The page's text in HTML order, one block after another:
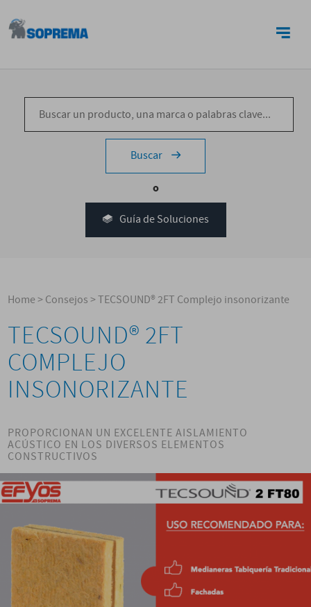
Buscar
o
Guía de Soluciones
Home>Consejos>TECSOUND® 2FT Complejo insonorizante
TECSOUND® 2FT
COMPLEJO
INSONORIZANTE
PROPORCIONAN UN EXCELENTE AISLAMIENTO
ACÚSTICO EN LOS DIVERSOS ELEMENTOS
CONSTRUCTIVOS